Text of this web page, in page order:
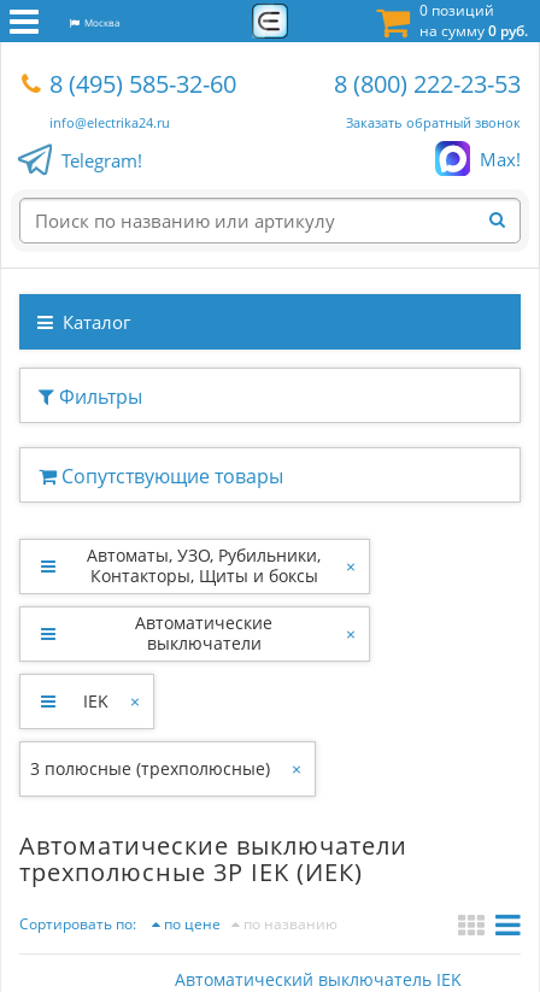
0 позиций
на сумму0 руб.
Москва
8 (495) 585-32-60
info@electrika24.ru
8 (800) 222-23-53
Заказать обратный звонок
Telegram! Max!
Каталог
Фильтры
Сопутствующие товары
Автоматы, УЗО, Рубильники,
Контакторы, Щиты и боксы
×
Автоматические
выключатели
×
IEK ×
3 полюсные (трехполюсные) ×
Автоматические выключатели
трехполюсные 3P IEK (ИЕК)
Сортировать по: по цене по названию
Автоматический выключатель IEK